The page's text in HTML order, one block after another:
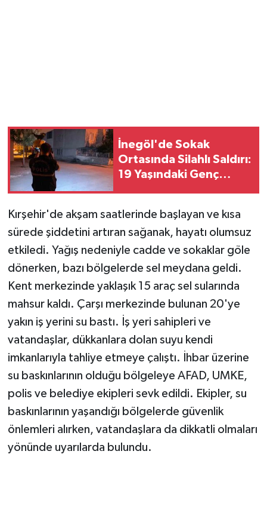
İnegöl'de Sokak
Ortasında Silahlı Saldırı:
19 Yaşındaki Genç
Kırşehir'de akşam saatlerinde başlayan ve kısa
sürede şiddetini artıran sağanak, hayatı olumsuz
etkiledi. Yağış nedeniyle cadde ve sokaklar göle
dönerken, bazı bölgelerde sel meydana geldi.
Kent merkezinde yaklaşık 15 araç sel sularında
mahsur kaldı. Çarşı merkezinde bulunan 20'ye
yakın iş yerini su bastı. İş yeri sahipleri ve
vatandaşlar, dükkanlara dolan suyu kendi
imkanlarıyla tahliye etmeye çalıştı. İhbar üzerine
su baskınlarının olduğu bölgeleye AFAD, UMKE,
polis ve belediye ekipleri sevk edildi. Ekipler, su
baskınlarının yaşandığı bölgelerde güvenlik
önlemleri alırken, vatandaşlara da dikkatli olmaları
yönünde uyarılarda bulundu.
Siyaset
Sokak Hayvanlarını Sahiplendirme
Sonsöz Özel
Spor
Vasıta
Yaşam